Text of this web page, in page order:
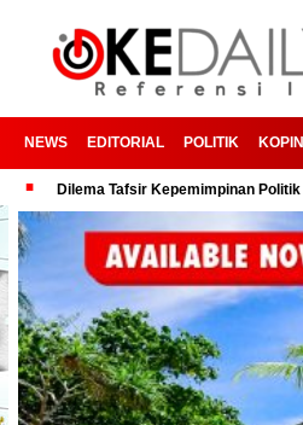
NEWS EDITORIAL POLITIK KOPINI
Tafsir Kepemimpinan Politik dan Birokrasi